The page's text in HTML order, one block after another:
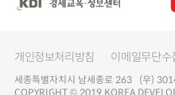
개인정보처리방침 이메일무단수
세종특별자치시 남세종로 263 (우)
COPYRIGHT © 2019 KOREA